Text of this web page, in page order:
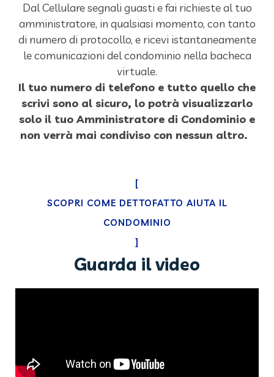
Dal Cellulare segnali guasti e fai richieste al tuo
amministratore, in qualsiasi momento, con tanto
di numero di protocollo, e ricevi istantaneamente
le comunicazioni del condominio nella bacheca
virtuale.
Il tuo numero di telefono e tutto quello che
scrivi sono al sicuro, lo potrà visualizzarlo
solo il tuo Amministratore di Condominio e
non verrà mai condiviso con nessun altro.
[
SCOPRI COME DETTOFATTO AIUTA IL
CONDOMINIO
]
Guarda il video